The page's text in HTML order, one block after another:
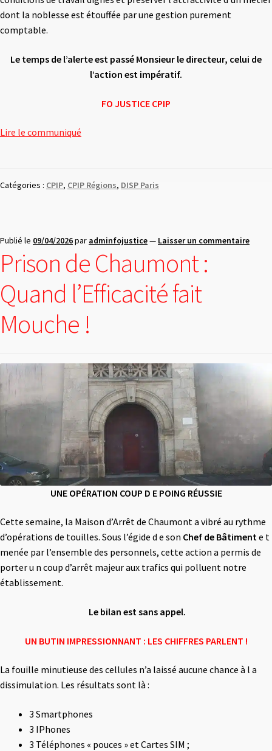
dont la noblesse est étouffée par une gestion purement
comptable.
Le temps de l’alerte est passé Monsieur le directeur, celui de
l’action est impératif.
FO JUSTICE CPIP
Lire le communiqué
Catégories : CPIP, CPIP Régions, DISP Paris
Publié le 09/04/2026par adminfojustice— Laisser un commentaire
Prison de Chaumont :
Quand l’Efficacité fait
Mouche !
UNE OPÉRATION COUP D E POING RÉUSSIE
Cette semaine, la Maison d’Arrêt de Chaumont a vibré au rythme
d’opérations de touilles. Sous l’égide d e son Chef de Bâtimente t
menée par l’ensemble des personnels, cette action a permis de
porter u n coup d’arrêt majeur aux trafics qui polluent notre
établissement.
Le bilan est sans appel.
UN BUTIN IMPRESSIONNANT : LES CHIFFRES PARLENT !
La fouille minutieuse des cellules n’a laissé aucune chance à l a
dissimulation. Les résultats sont là :
3 Smartphones
3 IPhones
3 Téléphones « pouces » et Cartes SIM ;